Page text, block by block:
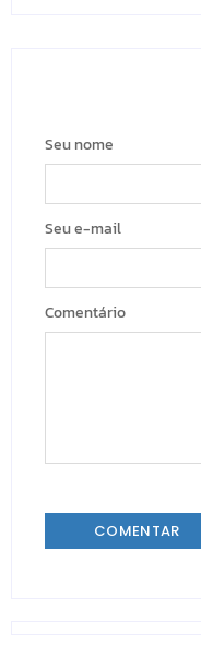
Seu nome
Seu e-mail
Comentário